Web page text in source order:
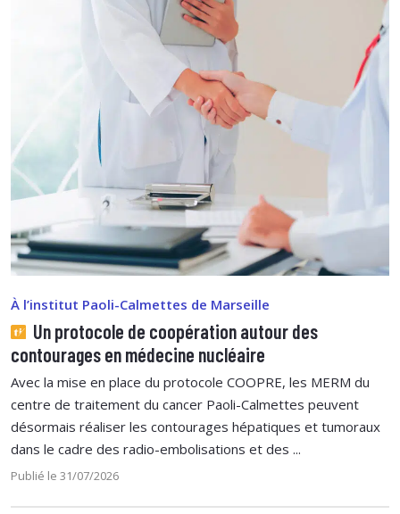
À l’institut Paoli-Calmettes de Marseille
Un protocole de coopération autour des
contourages en médecine nucléaire
Avec la mise en place du protocole COOPRE, les MERM du
centre de traitement du cancer Paoli-Calmettes peuvent
désormais réaliser les contourages hépatiques et tumoraux
dans le cadre des radio-embolisations et des ...
Publié le 31/07/2026